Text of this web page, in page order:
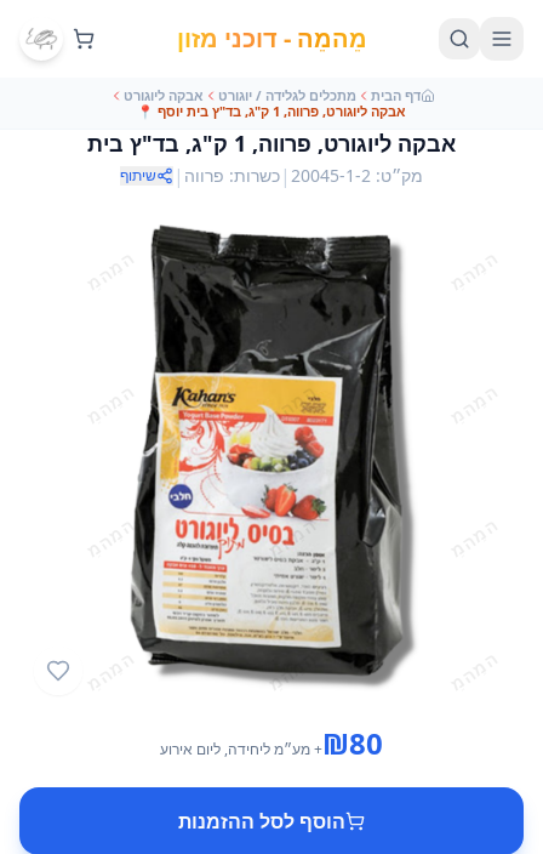
מֵהמֵה - דוכני מזון
דף הבית מתכלים לגלידה / יוגורט
אבקה ליוגורט
אבקה ליוגורט, פרווה, 1 ק"ג, בד"ץ בית יוסף
📍
אבקה ליוגורט, פרווה, 1 ק"ג, בד"ץ בית
מק״ט:
20045-1-2
| כשרות: פרווה | שיתוף
₪80 + מע״מליחידה, ליום אירוע
הוסף לסל ההזמנות